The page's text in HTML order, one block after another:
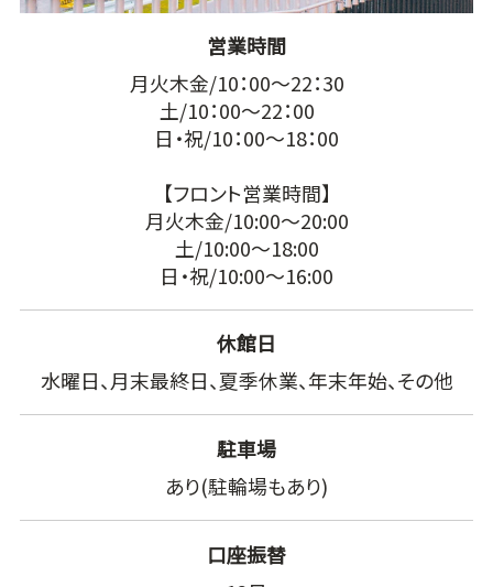
営業時間
月火木金/10：00～22：30
土/10：00～22：00
日・祝/10：00～18：00
【フロント営業時間】
月火木金/10:00～20:00
土/10:00～18:00
日・祝/10:00～16:00
休館日
水曜日、月末最終日、夏季休業、年末年始、その他
駐車場
あり(駐輪場もあり)
口座振替